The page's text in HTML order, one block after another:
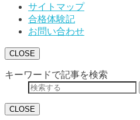
サイトマップ
合格体験記
お問い合わせ
CLOSE
キーワードで記事を検索
CLOSE